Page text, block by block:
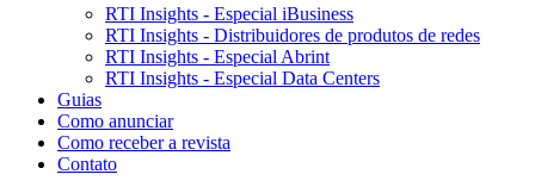
RTI Insights - Especial iBusiness
RTI Insights - Distribuidores de produtos de redes
RTI Insights - Especial Abrint
RTI Insights - Especial Data Centers
Guias
Como anunciar
Como receber a revista
Contato